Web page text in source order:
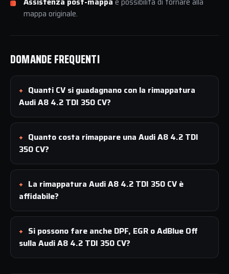
mappa originale.
DOMANDE FREQUENTI
Quanti CV si guadagnano con la rimappatura
Audi A8 4.2 TDI 350 CV?
Quanto costa rimappare una Audi A8 4.2 TDI
350 CV?
La rimappatura Audi A8 4.2 TDI 350 CV è
affidabile?
Si possono fare anche DPF, EGR o AdBlue Off
sulla Audi A8 4.2 TDI 350 CV?